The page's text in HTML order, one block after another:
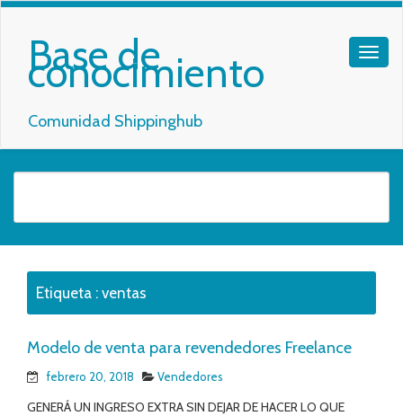
Base de
conocimiento
Comunidad Shippinghub
Etiqueta : ventas
Modelo de venta para revendedores Freelance
febrero 20, 2018 Vendedores
GENERÁ UN INGRESO EXTRA SIN DEJAR DE HACER LO QUE